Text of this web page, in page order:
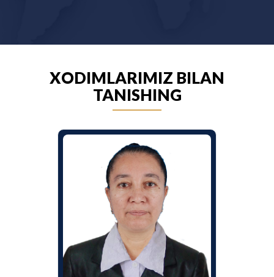
XODIMLARIMIZ BILAN
TANISHING